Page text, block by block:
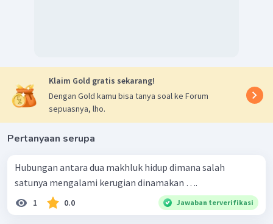
Klaim Gold gratis sekarang!
Dengan Gold kamu bisa tanya soal ke Forum
sepuasnya, lho.
Pertanyaan serupa
Hubungan antara dua makhluk hidup dimana salah
satunya mengalami kerugian dinamakan ….
1 0.0 Jawaban terverifikasi